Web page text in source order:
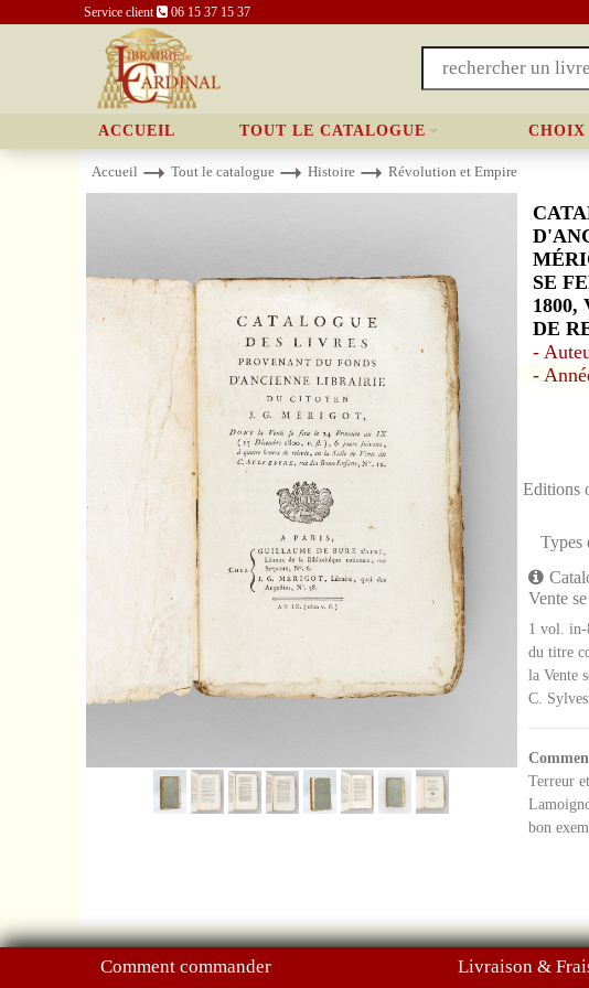
Service client 06 15 37 15 37
ACCUEIL TOUT LE CATALOGUE CHOIX
Accueil Tout le catalogue Histoire Révolution et Empire
SE
1800,
DE
-
-
Editions
Types
Vente
1 vol. in-
du titre
la Vente
C.
Terreur
bon
Comment commander Livraison &